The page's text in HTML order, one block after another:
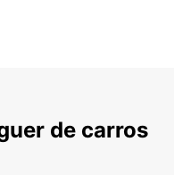
de carros